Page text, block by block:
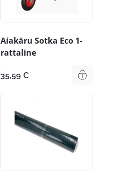
Aiakäru Sotka Eco 1-
rattaline
35,59 €